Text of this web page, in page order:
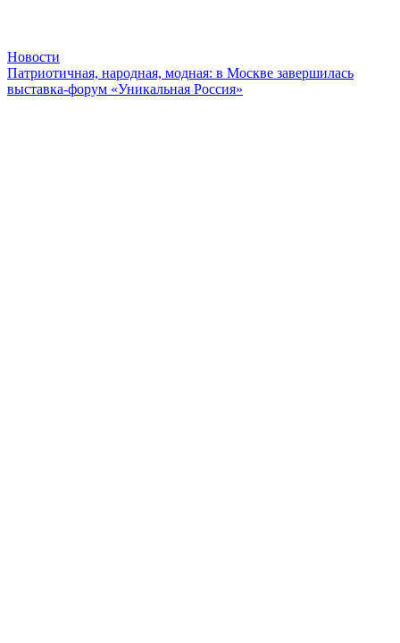
Новости
Патриотичная, народная, модная: в Москве завершилась
выставка-форум «Уникальная Россия»